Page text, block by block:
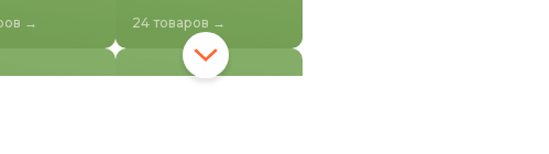
→ 24 товаров →
Межэтажная